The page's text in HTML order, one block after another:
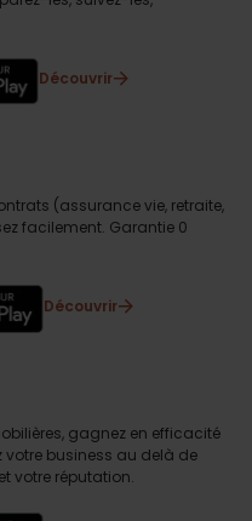
Découvrir
(assurance vie, retraite,
facilement. Garantie 0
Découvrir
gagnez en efficacité
votre business au delà de
votre réputation.